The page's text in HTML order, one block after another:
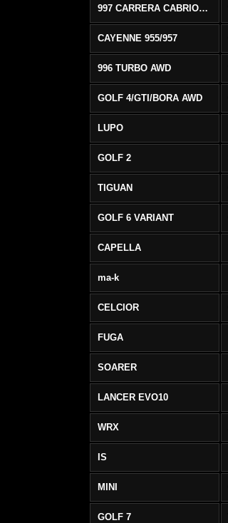
997 CARRERA CABRIOLET 2/S
CAYENNE 955/957
996 TURBO AWD
GOLF 4/GTI/BORA AWD
LUPO
GOLF 2
TIGUAN
GOLF 6 VARIANT
CAPELLA
ma-k
CELCIOR
FUGA
SOARER
LANCER EVO10
WRX
IS
MINI
GOLF 7